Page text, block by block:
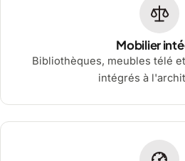
Mobilier
Bibliothèques, meubles télé
intégrés à